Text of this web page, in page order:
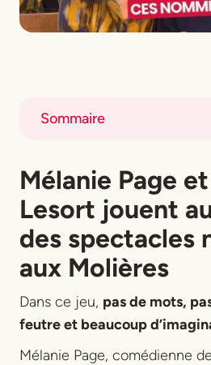
Sommaire
Title
Mélanie Page
Lesort jouent
des spectacles
aux Molières
Dans ce jeu, pas de mots,
feutre et beaucoup
Mélanie Page, comédienne de